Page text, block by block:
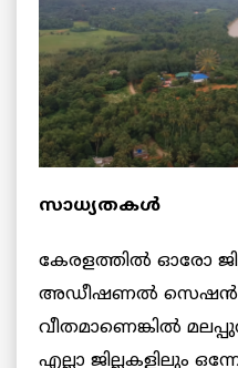
സാധ്യതകൾ
കേരളത്തിൽ ഓരോ
അഡീഷണൽ
വീതമാണെങ്കിൽ
എല്ലാ ജില്ലകളിലും